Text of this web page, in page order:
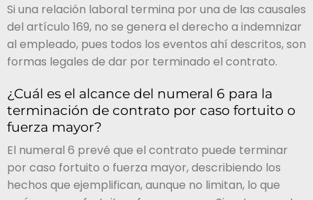
Si una relación laboral termina por una de las causales
del artículo 169, no se genera el derecho a indemnizar
al empleado, pues todos los eventos ahí descritos, son
formas legales de dar por terminado el contrato.
¿Cuál es el alcance del numeral 6 para la
terminación de contrato por caso fortuito o
fuerza mayor?
El numeral 6 prevé que el contrato puede terminar
por caso fortuito o fuerza mayor, describiendo los
hechos que ejemplifican, aunque no limitan, lo que